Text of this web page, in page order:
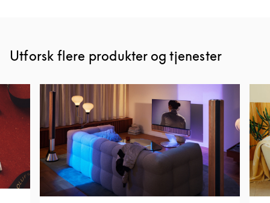
Utforsk flere produkter og tjenester